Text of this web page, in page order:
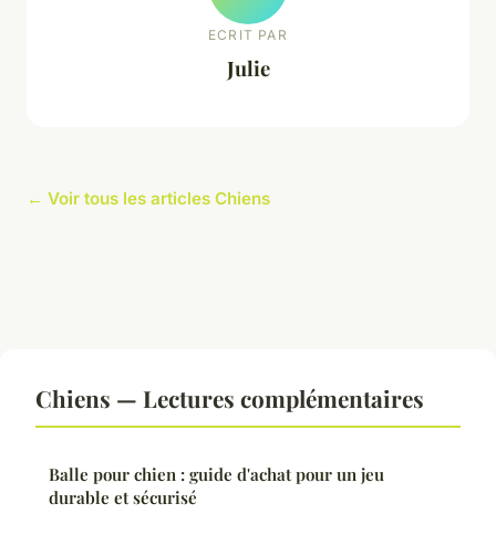
ECRIT PAR
Julie
← Voir tous les articles Chiens
Chiens — Lectures complémentaires
Balle pour chien : guide d'achat pour un jeu
durable et sécurisé